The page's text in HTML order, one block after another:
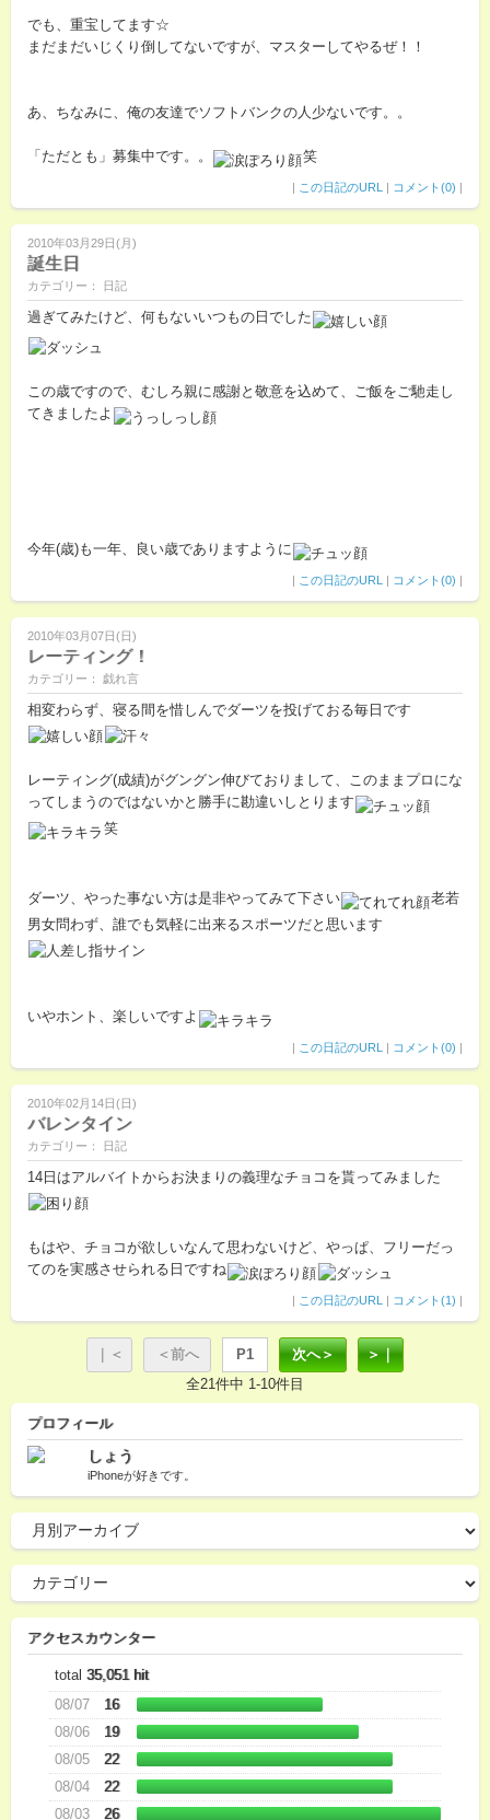
でも、重宝してます☆
まだまだいじくり倒してないですが、マスターしてやるぜ！！
あ、ちなみに、俺の友達でソフトバンクの人少ないです。。
「ただとも」募集中です。。 笑
| この日記のURL | コメント(0) |
2010年03月29日(月)
誕生日
カテゴリー： 日記
過ぎてみたけど、何もないいつもの日でした
この歳ですので、むしろ親に感謝と敬意を込めて、ご飯をご馳走し
てきましたよ
今年(歳)も一年、良い歳でありますように
| この日記のURL | コメント(0) |
2010年03月07日(日)
レーティング！
カテゴリー： 戯れ言
相変わらず、寝る間を惜しんでダーツを投げておる毎日です
レーティング(成績)がグングン伸びておりまして、このままプロにな
ってしまうのではないかと勝手に勘違いしとります
笑
ダーツ、やった事ない方は是非やってみて下さい
老若
男女問わず、誰でも気軽に出来るスポーツだと思います
いやホント、楽しいですよ
| この日記のURL | コメント(0) |
2010年02月14日(日)
バレンタイン
カテゴリー： 日記
14日はアルバイトからお決まりの義理なチョコを貰ってみました
もはや、チョコが欲しいなんて思わないけど、やっぱ、フリーだっ
てのを実感させられる日ですね
| この日記のURL | コメント(1) |
｜＜ ＜前へ P1 次へ＞
＞｜
全21件中 1-10件目
プロフィール
しょう
iPhoneが好きです。
アクセスカウンター
total 35,051 hit
08/07
16
08/06
19
08/05
22
08/04
22
08/03
26